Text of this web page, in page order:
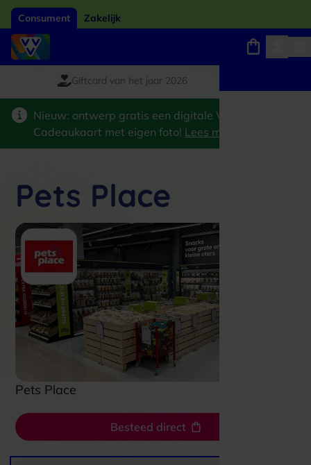
Consument Zakelijk
Giftcard van het jaar 2026Keuze uit 18.000 locaties
Winkels, webshops en uitjes
Nieuw: ontwerp gratis een digitale VVV
Cadeaukaart met eigen foto! Lees meer
Pets Place
Besteed direct
Pets Place